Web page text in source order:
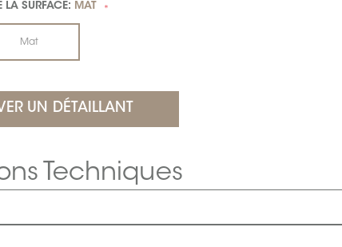
LA SURFACE: MAT *
Mat
UN DÉTAILLANT
Techniques